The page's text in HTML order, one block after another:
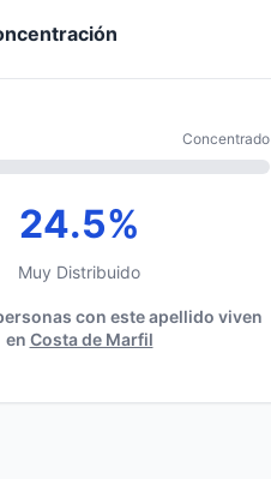
Concentrado
24.5%
Muy Distribuido
con este apellido viven
en Costa de Marfil